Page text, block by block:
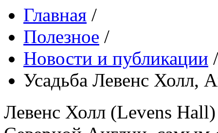
Главная /
Полезное /
Новости и публикации
Усадьба Левенс Холл,
Левенс Холл (Levens Hall)